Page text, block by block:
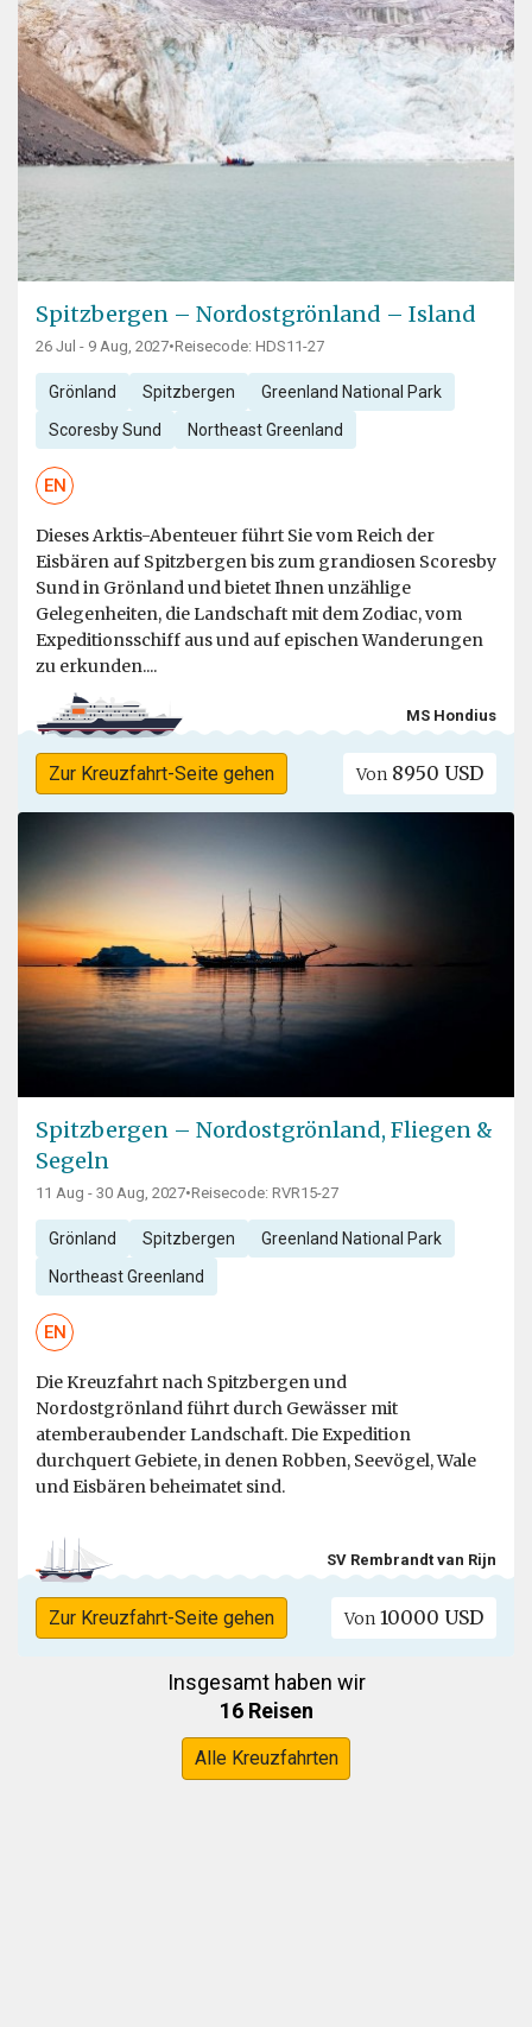
Spitzbergen – Nordostgrönland – Island
26 Jul - 9 Aug, 2027•Reisecode: HDS11-27
Grönland Spitzbergen Greenland National Park
Scoresby Sund Northeast Greenland
EN
Dieses Arktis-Abenteuer führt Sie vom Reich der
Eisbären auf Spitzbergen bis zum grandiosen Scoresby
Sund in Grönland und bietet Ihnen unzählige
Gelegenheiten, die Landschaft mit dem Zodiac, vom
Expeditionsschiff aus und auf epischen Wanderungen
zu erkunden....
MS Hondius
Zur Kreuzfahrt-Seite gehen Von 8950 USD
Spitzbergen – Nordostgrönland, Fliegen &
Segeln
11 Aug - 30 Aug, 2027•Reisecode: RVR15-27
Grönland Spitzbergen Greenland National Park
Northeast Greenland
EN
Die Kreuzfahrt nach Spitzbergen und
Nordostgrönland führt durch Gewässer mit
atemberaubender Landschaft. Die Expedition
durchquert Gebiete, in denen Robben, Seevögel, Wale
und Eisbären beheimatet sind.
SV Rembrandt van Rijn
Zur Kreuzfahrt-Seite gehen Von 10000 USD
Insgesamt haben wir
16 Reisen
Alle Kreuzfahrten